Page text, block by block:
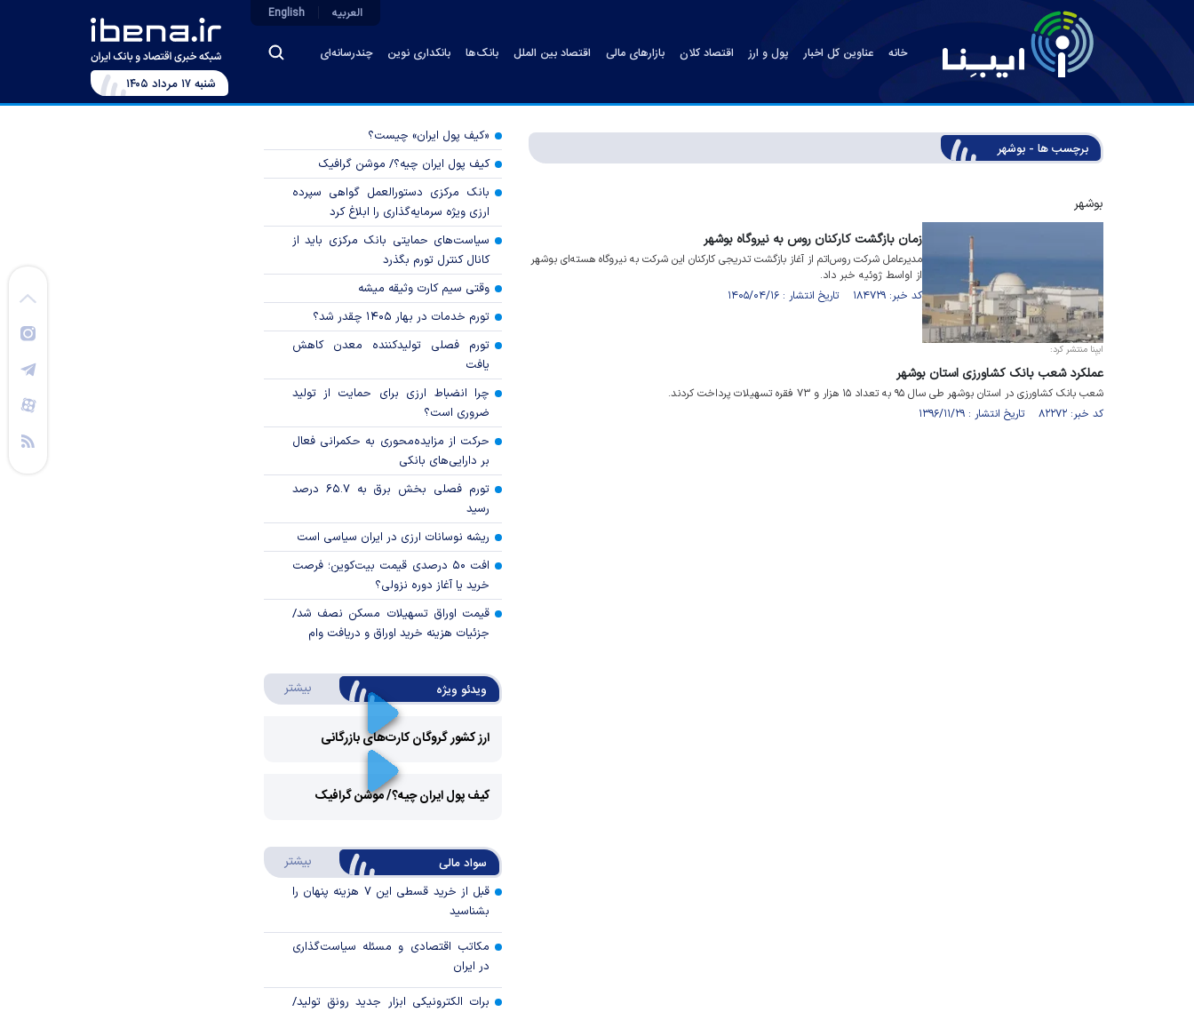
خانه عناوین کل اخبار پول و ارز اقتصاد کلان بازارهای مالی اقتصاد بین الملل بانک‌ها بانکداری نوین چندرسانه‌ای
العربیه English
شنبه ۱۷ مرداد ۱۴۰۵
برچسب ها - بوشهر
بوشهر
زمان بازگشت کارکنان روس به نیروگاه بوشهر
مدیرعامل شرکت روس‌اتم از آغاز بازگشت تدریجی کارکنان این شرکت به نیروگاه هسته‌ای بوشهر
از اواسط ژوئیه خبر داد.
کد خبر: ۱۸۴۷۲۹ تاریخ انتشار : ۱۴۰۵/۰۴/۱۶
ایبِنا منتشر کرد:
عملکرد شعب بانک کشاورزی استان بوشهر
شعب بانک کشاورزی در استان بوشهر طی سال ۹۵ به تعداد ۱۵ هزار و ۷۳ فقره تسهیلات پرداخت کردند.
کد خبر: ۸۲۲۷۲ تاریخ انتشار : ۱۳۹۶/۱۱/۲۹
«کیف پول ایران» چیست؟
کیف پول ایران چیه؟/ موشن گرافیک
بانک مرکزی دستورالعمل گواهی سپرده
ارزی ویژه سرمایه‌گذاری را ابلاغ کرد
سیاست‌های حمایتی بانک مرکزی باید از
کانال کنترل تورم بگذرد
وقتی سیم کارت وثیقه میشه
تورم خدمات در بهار ۱۴۰۵ چقدر شد؟
تورم فصلی تولیدکننده معدن کاهش
یافت
چرا انضباط ارزی برای حمایت از تولید
ضروری است؟
حرکت از مزایده‌محوری به حکمرانی فعال
بر دارایی‌های بانکی
تورم فصلی بخش برق به ۶۵.۷ درصد
رسید
ریشه نوسانات ارزی در ایران سیاسی است
افت ۵۰ درصدی قیمت بیت‌کوین؛ فرصت
خرید یا آغاز دوره نزولی؟
قیمت اوراق تسهیلات مسکن نصف شد/
جزئیات هزینه خرید اوراق و دریافت وام
ویدئو ویژه بیشتر درباره ویدئو ویژه
ارز کشور گروگان کارت‌های بازرگانی
Video
کیف پول ایران چیه؟/ موشن گرافیک
سواد مالی بیشتر درباره سواد مالی
قبل از خرید قسطی این ۷ هزینه پنهان را
بشناسید
مکاتب اقتصادی و مسئله سیاست‌گذاری
در ایران
برات الکترونیکی ابزار جدید رونق تولید/